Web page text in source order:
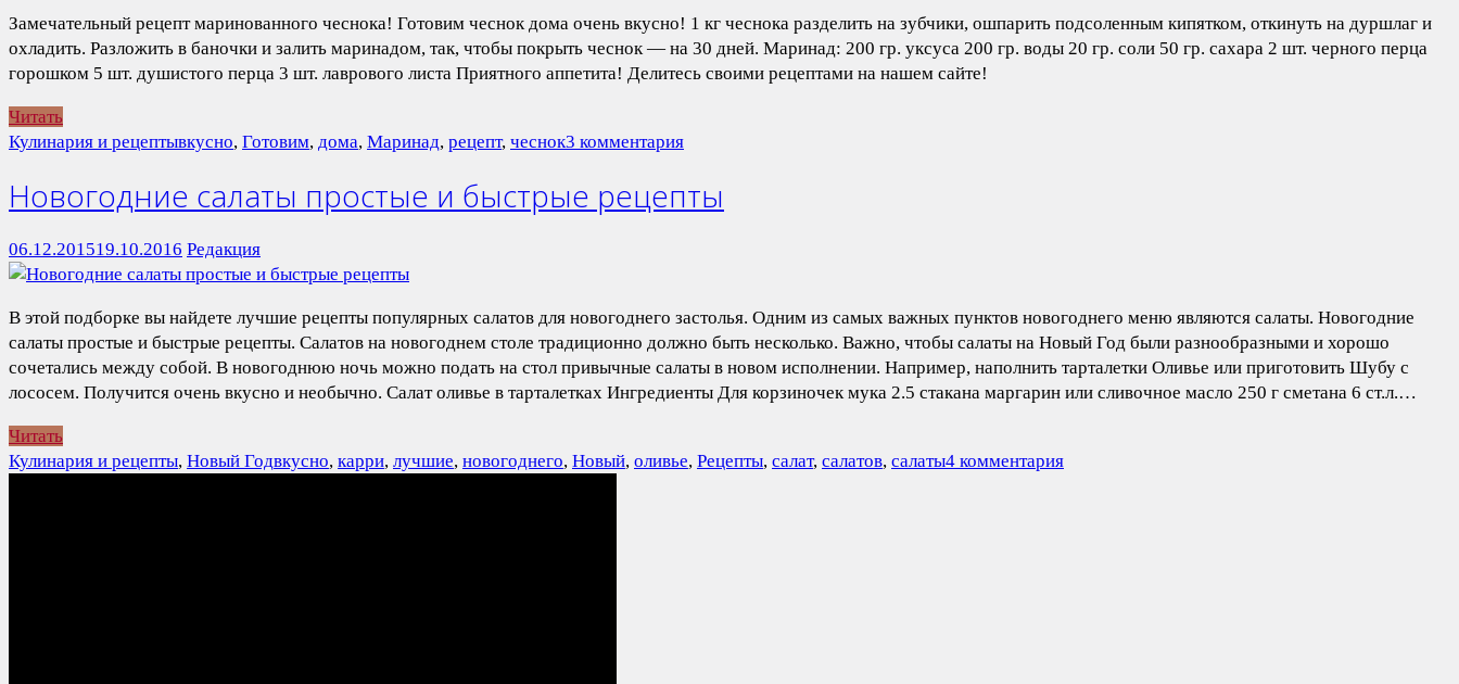
Замечательный рецепт маринованного чеснока! Готовим чеснок дома очень вкусно! 1 кг чеснока разделить на зубчики, ошпарить подсоленным кипятком, откинуть на дуршлаг и
охладить. Разложить в баночки и залить маринадом, так, чтобы покрыть чеснок — на 30 дней. Маринад: 200 гр. уксуса 200 гр. воды 20 гр. соли 50 гр. сахара 2 шт. черного перца
горошком 5 шт. душистого перца 3 шт. лаврового листа Приятного аппетита! Делитесь своими рецептами на нашем сайте!
Читать
Кулинария и рецептывкусно, Готовим, дома, Маринад, рецепт, чеснок3 комментария
Новогодние салаты простые и быстрые рецепты
06.12.201519.10.2016 Редакция
В этой подборке вы найдете лучшие рецепты популярных салатов для новогоднего застолья. Одним из самых важных пунктов новогоднего меню являются салаты. Новогодние
салаты простые и быстрые рецепты. Салатов на новогоднем столе традиционно должно быть несколько. Важно, чтобы салаты на Новый Год были разнообразными и хорошо
сочетались между собой. В новогоднюю ночь можно подать на стол привычные салаты в новом исполнении. Например, наполнить тарталетки Оливье или приготовить Шубу с
лососем. Получится очень вкусно и необычно. Салат оливье в тарталетках Ингредиенты Для корзиночек мука 2.5 стакана маргарин или сливочное масло 250 г сметана 6 ст.л.…
Читать
Кулинария и рецепты, Новый Годвкусно, карри, лучшие, новогоднего, Новый, оливье, Рецепты, салат, салатов, салаты4 комментария